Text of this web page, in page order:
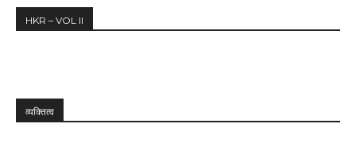
HKR – VOL II
व्यक्तित्व